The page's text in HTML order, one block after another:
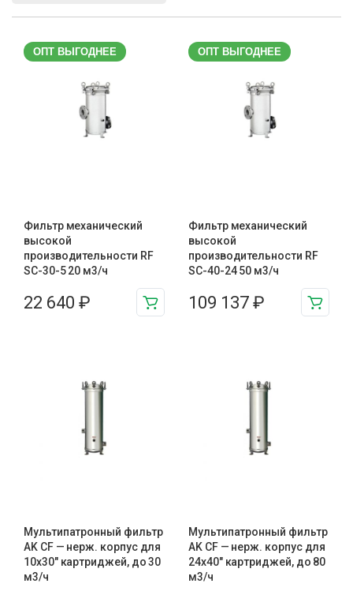
ОПТ ВЫГОДНЕЕ
Фильтр механический
высокой
производительности RF
SC-30-5 20 м3/ч
22 640 ₽
ОПТ ВЫГОДНЕЕ
Фильтр механический
высокой
производительности RF
SC-40-24 50 м3/ч
109 137 ₽
Мультипатронный фильтр
AK CF — нерж. корпус для
10х30″ картриджей, до 30
м3/ч
Мультипатронный фильтр
AK CF — нерж. корпус для
24х40″ картриджей, до 80
м3/ч